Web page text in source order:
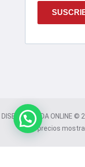
DISEÑO TIENDA ONLINE
precios